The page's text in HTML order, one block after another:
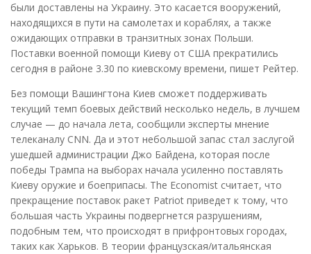
были доставлены на Украину. Это касается вооружений,
находящихся в пути на самолетах и кораблях, а также
ожидающих отправки в транзитных зонах Польши.
Поставки военной помощи Киеву от США прекратились
сегодня в районе 3.30 по киевскому времени, пишет Рейтер.
Без помощи Вашингтона Киев сможет поддерживать
текущий темп боевых действий несколько недель, в лучшем
случае — до начала лета, сообщили эксперты мнение
телеканалу CNN. Да и этот небольшой запас стал заслугой
ушедшей администрации Джо Байдена, которая после
победы Трампа на выборах начала усиленно поставлять
Киеву оружие и боеприпасы. The Economist считает, что
прекращение поставок ракет Patriot приведет к тому, что
большая часть Украины подвергнется разрушениям,
подобным тем, что происходят в прифронтовых городах,
таких как Харьков. В теории французская/итальянская